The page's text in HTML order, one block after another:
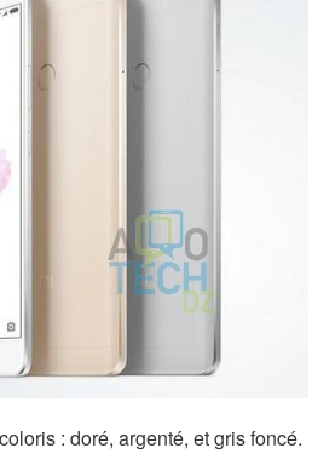
: doré, argenté, et gris foncé.